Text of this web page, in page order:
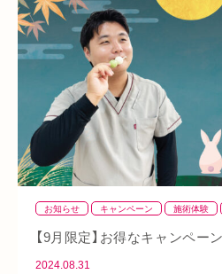
あいSHOP 膝 矯正 む
対応できる症状
ふくらはぎ ストレス
シワ・シミ・たるみ 手首
四十肩 五十肩 代謝 めまい
美肌 自律神経失調症 寝違え
熱中症 夏バテ 寺田町 オ
お知らせ キャンペーン 施術体験
【9月限定】お得なキャンペー
2024.08.31